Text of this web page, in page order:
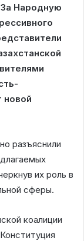
Народную
новой
разъяснили
их роль в
сферы.
коалиции